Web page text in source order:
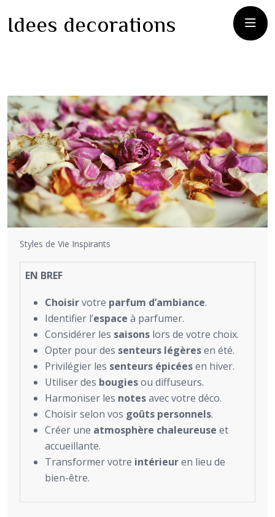
Idees decorations
Styles de Vie Inspirants
EN BREF
Choisirvotre parfum d’ambiance.
Identifier l’espace à parfumer.
Considérer les saisons lors de votre choix.
Opter pour des senteurs légèresen été.
Privilégier les senteurs épicéesen hiver.
Utiliser des bougiesou diffuseurs.
Harmoniser les notesavec votre déco.
Choisir selon vos goûts personnels.
Créer une atmosphère chaleureuse et
accueillante.
Transformer votre intérieuren lieu de
bien-être.